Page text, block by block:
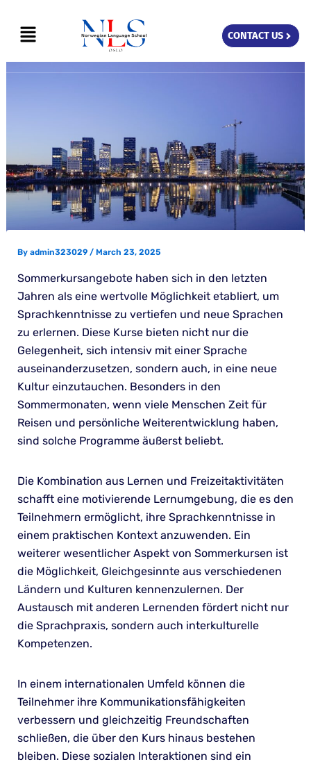
content
Menu CONTACT US
By admin323029 / March 23, 2025
Sommerkursangebote haben sich in den letzten
Jahren als eine wertvolle Möglichkeit etabliert, um
Sprachkenntnisse zu vertiefen und neue Sprachen
zu erlernen. Diese Kurse bieten nicht nur die
Gelegenheit, sich intensiv mit einer Sprache
auseinanderzusetzen, sondern auch, in eine neue
Kultur einzutauchen. Besonders in den
Sommermonaten, wenn viele Menschen Zeit für
Reisen und persönliche Weiterentwicklung haben,
sind solche Programme äußerst beliebt.
Die Kombination aus Lernen und Freizeitaktivitäten
schafft eine motivierende Lernumgebung, die es den
Teilnehmern ermöglicht, ihre Sprachkenntnisse in
einem praktischen Kontext anzuwenden. Ein
weiterer wesentlicher Aspekt von Sommerkursen ist
die Möglichkeit, Gleichgesinnte aus verschiedenen
Ländern und Kulturen kennenzulernen. Der
Austausch mit anderen Lernenden fördert nicht nur
die Sprachpraxis, sondern auch interkulturelle
Kompetenzen.
In einem internationalen Umfeld können die
Teilnehmer ihre Kommunikationsfähigkeiten
verbessern und gleichzeitig Freundschaften
schließen, die über den Kurs hinaus bestehen
bleiben. Diese sozialen Interaktionen sind ein